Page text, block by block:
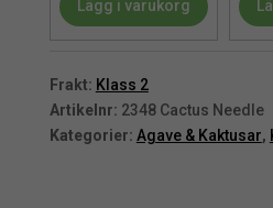
40
Lägg i varukorg
Frakt: Klass 2
Artikelnr: 2348 Cactus Needle
Kategorier: Agave & Kaktusar,